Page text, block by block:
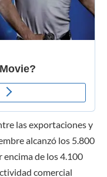
las exportaciones y
alcanzó los 5.800
de los 4.100
comercial